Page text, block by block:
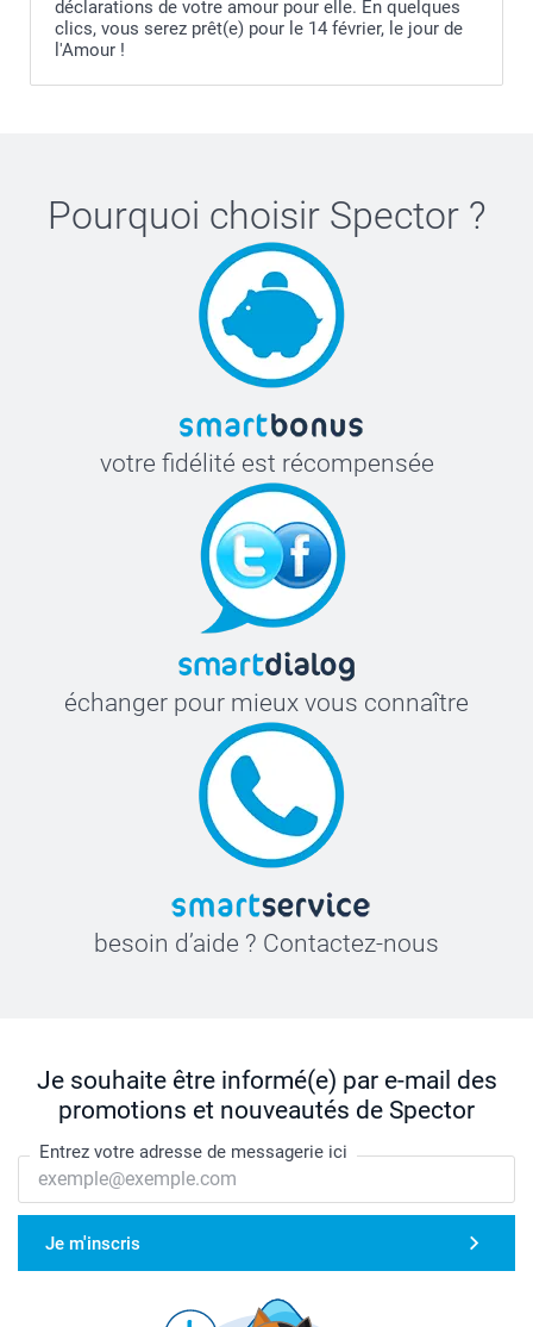
déclarations de votre amour pour elle. En quelques
clics, vous serez prêt(e) pour le 14 février, le jour de
l'Amour !
Pourquoi choisir Spector?
votre fidélité est récompensée
échanger pour mieux vous connaître
besoin d’aide ? Contactez-nous
Je souhaite être informé(e) par e-mail des
promotions et nouveautés de Spector
Entrez votre adresse de messagerie ici
Je m'inscris